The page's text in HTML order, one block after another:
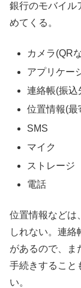
銀行のモバイル
めてくる。
カメラ(QR
アプリケー
連絡帳(振込
位置情報(最
SMS
マイク
ストレージ
電話
位置情報などは
しれない。連絡
があるので、ま
手続きすること
い。